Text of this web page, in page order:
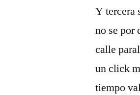
Y tercera
no se por
calle
un click
tiempo